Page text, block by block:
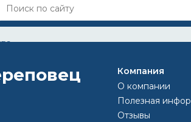
DWR?
покрытие».
(или прочного водоотталкивающего
Компания
О компании
Полезная
Отзывы